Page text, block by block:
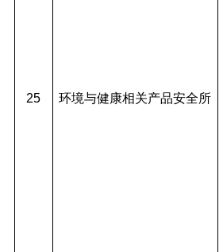
25 环境与健康相关产品安全所